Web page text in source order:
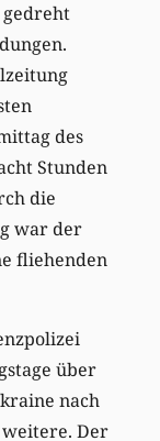
des
Stunden
die
war der
fliehenden
über
nach
weitere. Der